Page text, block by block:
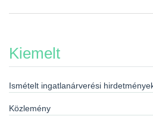
Kiemelt
Ismételt ingatlanárverési
Közlemény